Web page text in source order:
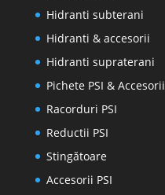
Hidranti subterani
Hidranti & accesorii
Hidranti supraterani
Pichete PSI & Accesorii
Racorduri PSI
Reductii PSI
Stingătoare
Accesorii PSI